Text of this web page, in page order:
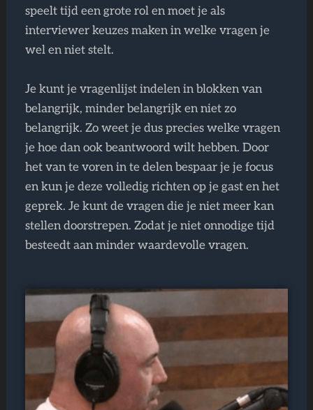
speelt tijd een grote rol en moet je als
interviewer keuzes maken in welke vragen je
wel en niet stelt.
Je kunt je vragenlijst indelen in blokken van
belangrijk, minder belangrijk en niet zo
belangrijk. Zo weet je dus precies welke vragen
je hoe dan ook beantwoord wilt hebben. Door
het van te voren in te delen bespaar je je focus
en kun je deze volledig richten op je gast en het
geprek. Je kunt de vragen die je niet meer kan
stellen doorstrepen. Zodat je niet onnodige tijd
besteedt aan minder waardevolle vragen.